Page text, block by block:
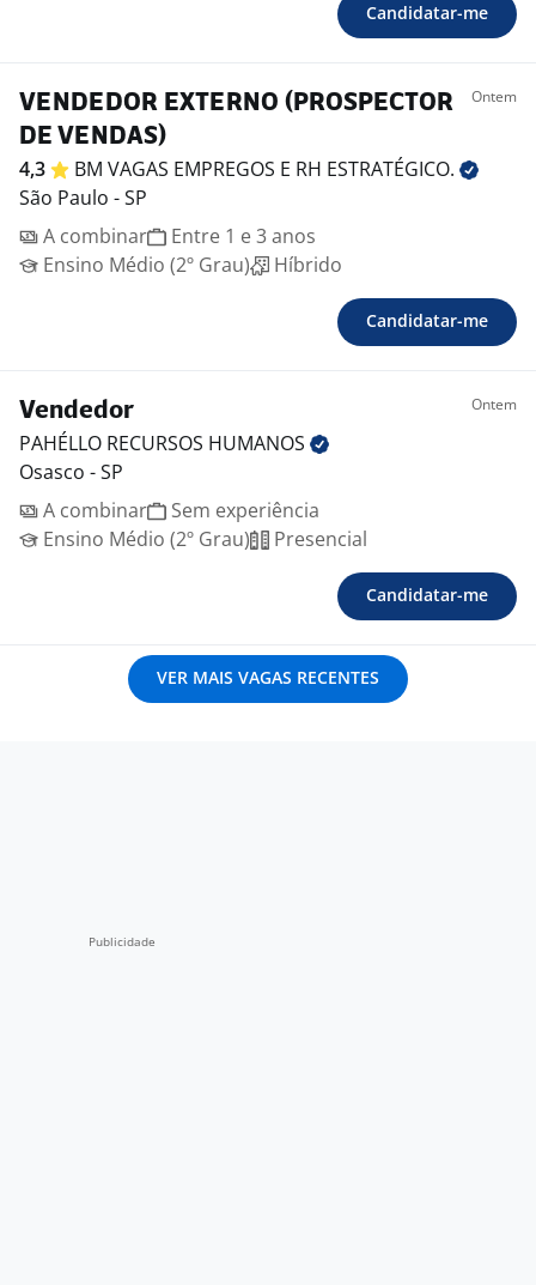
Candidatar-me
VENDEDOR EXTERNO (PROSPECTOR
DE VENDAS)
Ontem
4,3 BM VAGAS EMPREGOS E RH ESTRATÉGICO.
São Paulo - SP
A combinar
Entre 1 e 3 anos
Ensino Médio (2º Grau)
Híbrido
Candidatar-me
Vendedor Ontem
PAHÉLLO RECURSOS HUMANOS
Osasco - SP
A combinar
Sem experiência
Ensino Médio (2º Grau)
Presencial
Candidatar-me
VER MAIS VAGAS RECENTES